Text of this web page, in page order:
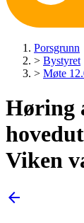
Porsgrunn
> Bystyret
> Møte
Høring
Viken
arrow_back